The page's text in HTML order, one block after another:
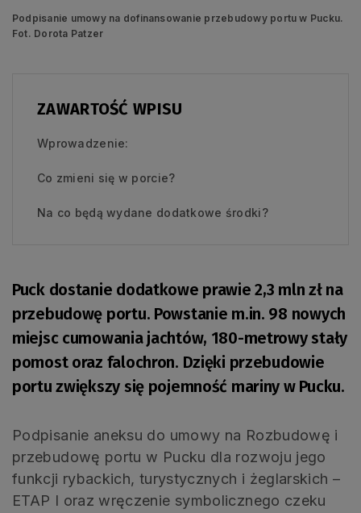
Podpisanie umowy na dofinansowanie przebudowy portu w Pucku.
Fot. Dorota Patzer
ZAWARTOŚĆ WPISU
Wprowadzenie:
Co zmieni się w porcie?
Na co będą wydane dodatkowe środki?
Puck dostanie dodatkowe prawie 2,3 mln zł na
przebudowę portu. Powstanie m.in. 98 nowych
miejsc cumowania jachtów, 180-metrowy stały
pomost oraz falochron. Dzięki przebudowie
portu zwiększy się pojemność mariny w Pucku.
Podpisanie aneksu do umowy na Rozbudowę i
przebudowę portu w Pucku dla rozwoju jego
funkcji rybackich, turystycznych i żeglarskich –
ETAP I oraz wręczenie symbolicznego czeku